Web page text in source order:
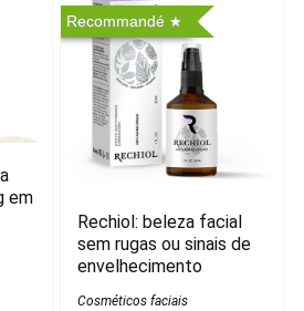
em
Recommandé
Rechiol: beleza facial
sem rugas ou sinais de
envelhecimento
Cosméticos faciais